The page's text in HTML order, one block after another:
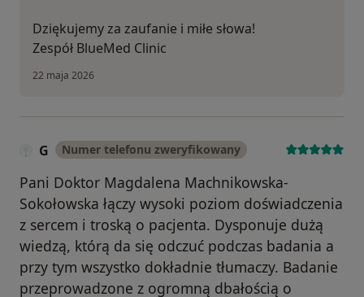
Dziękujemy za zaufanie i miłe słowa!
Zespół BlueMed Clinic
22 maja 2026
G Numer telefonu zweryfikowany
Pani Doktor Magdalena Machnikowska-
Sokołowska łączy wysoki poziom doświadczenia
z sercem i troską o pacjenta. Dysponuje dużą
wiedzą, którą da się odczuć podczas badania a
przy tym wszystko dokładnie tłumaczy. Badanie
przeprowadzone z ogromną dbałością o